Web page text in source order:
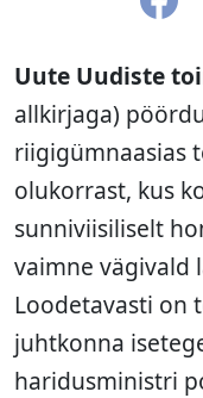
Uute Uudiste
allkirjaga)
riigigümnaasias
olukorrast, kus
sunniviisiliselt
vaimne vägivald
Loodetavasti on
juhtkonna
haridusministri